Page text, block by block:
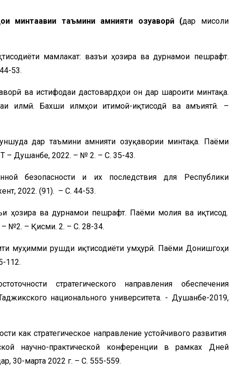
минтақавии таъмини амнияти озуқаворӣ (дар мисоли
мамлакат: вазъи ҳозира ва дурнамои пешрафт.
53.
ва истифодаи дастовардҳои он дар шароити минтақа.
илмӣ. Бахши илмҳои иҷтимоӣ-иқтисодӣ ва ҷамъиятӣ. –
дар таъмини амнияти озуқавории минтақа. Паёми
– Душанбе, 2022. – № 2. – С. 35-43.
безопасности и их последствия для Республики
2022. (91). – С. 44-53.
ҳозира ва дурнамои пешрафт. Паёми молия ва иқтисод.
№2. – Қисми. 2. – С. 28-34.
муҳимми рушди иқтисодиёти ҷумҳурӣ. Паёми Донишгоҳи
112.
стратегического направления обеспечения
национального университета. - Душанбе-2019,
как стратегическое направление устойчивого развития
научно-практической конференции в рамках Дней
30-марта 2022 г. – С. 555-559.